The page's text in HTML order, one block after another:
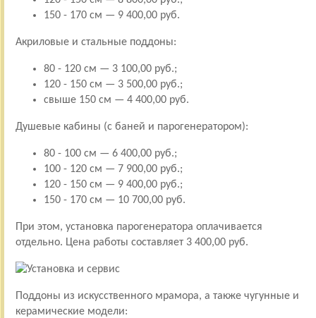
150 - 170 см — 9 400,00 руб.
Акриловые и стальные поддоны:
80 - 120 см — 3 100,00 руб.;
120 - 150 см — 3 500,00 руб.;
свыше 150 см — 4 400,00 руб.
Душевые кабины (с баней и парогенератором):
80 - 100 см — 6 400,00 руб.;
100 - 120 см — 7 900,00 руб.;
120 - 150 см — 9 400,00 руб.;
150 - 170 см — 10 700,00 руб.
При этом, установка парогенератора оплачивается
отдельно. Цена работы составляет 3 400,00 руб.
Поддоны из искусственного мрамора, а также чугунные и
керамические модели: